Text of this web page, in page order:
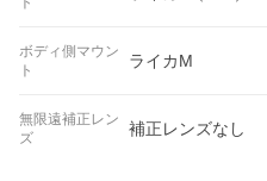
ボディ側マウン
ト
ライカM
無限遠補正レン
ズ
補正レンズなし